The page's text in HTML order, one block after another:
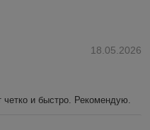
18.05.2026
и быстро. Рекомендую.